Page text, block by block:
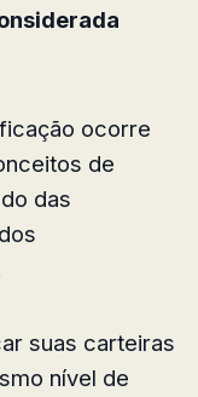
ocorre
de
das
suas carteiras
nível de